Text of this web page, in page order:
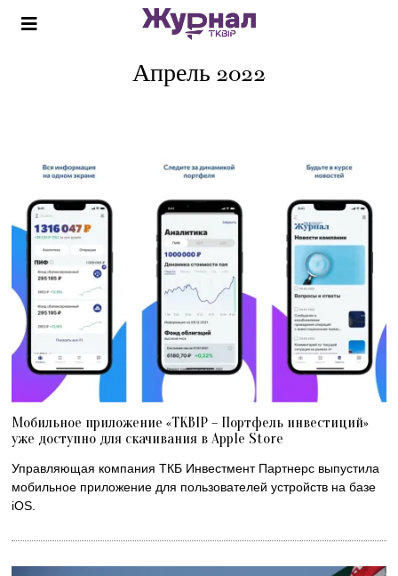
Апрель 2022
Мобильное приложение «TKBIP – Портфель инвестиций»
уже доступно для скачивания в Apple Store
Управляющая компания ТКБ Инвестмент Партнерс выпустила
мобильное приложение для пользователей устройств на базе
iOS.